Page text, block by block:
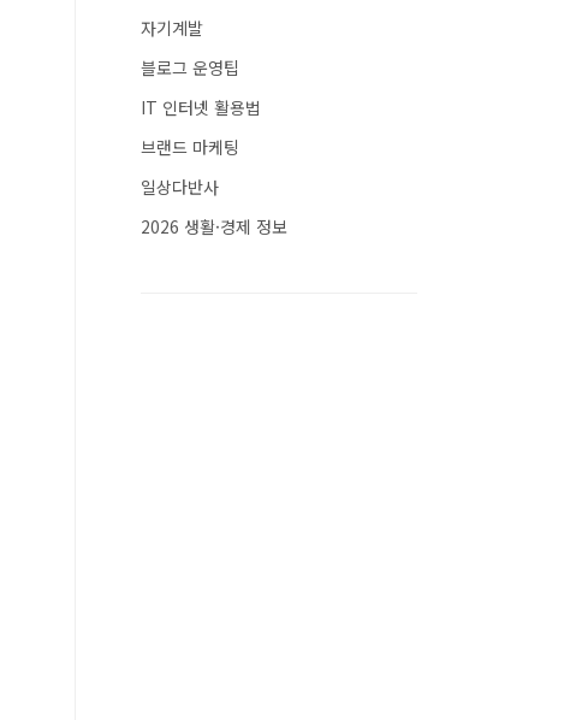
자기계발
블로그 운영팁
IT 인터넷 활용법
브랜드 마케팅
일상다반사
2026 생활·경제 정보